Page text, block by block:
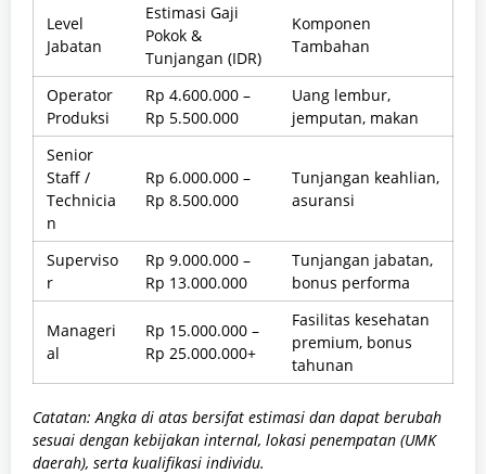
Level
Jabatan
Estimasi Gaji
Pokok &
Tunjangan (IDR)
Komponen
Tambahan
Operator
Produksi
Rp 4.600.000 –
Rp 5.500.000
Uang lembur,
jemputan, makan
Senior
Staff /
Technicia
n
Rp 6.000.000 –
Rp 8.500.000
Tunjangan keahlian,
asuransi
Superviso
r
Rp 9.000.000 –
Rp 13.000.000
Tunjangan jabatan,
bonus performa
Manageri
al
Rp 15.000.000 –
Rp 25.000.000+
Fasilitas kesehatan
premium, bonus
tahunan
Catatan: Angka di atas bersifat estimasi dan dapat berubah
sesuai dengan kebijakan internal, lokasi penempatan (UMK
daerah), serta kualifikasi individu.